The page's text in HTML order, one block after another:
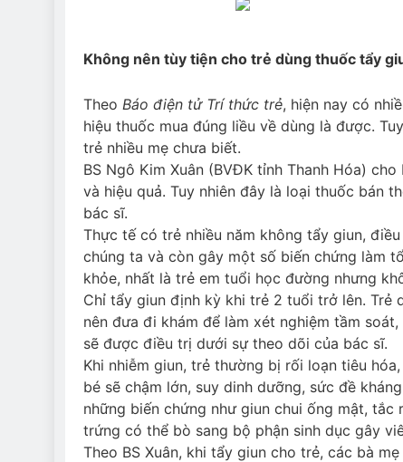
Không nên tùy tiện cho trẻ dùng thuốc tẩy
Theo Báo điện tử Trí thức trẻ, hiện nay có
hiệu thuốc mua đúng liều về dùng là được.
trẻ nhiều mẹ chưa biết.
BS Ngô Kim Xuân (BVĐK tỉnh Thanh Hóa)
và hiệu quả. Tuy nhiên đây là loại thuốc bán
bác sĩ.
Thực tế có trẻ nhiều năm không tẩy giun,
chúng ta và còn gây một số biến chứng làm
khỏe, nhất là trẻ em tuổi học đường nhưng
Chỉ tẩy giun định kỳ khi trẻ 2 tuổi trở lên. Trẻ
nên đưa đi khám để làm xét nghiệm tầm
sẽ được điều trị dưới sự theo dõi của bác sĩ.
Khi nhiễm giun, trẻ thường bị rối loạn tiêu
bé sẽ chậm lớn, suy dinh dưỡng, sức đề
những biến chứng như giun chui ống mật,
trứng có thể bò sang bộ phận sinh dục gây
Theo BS Xuân, khi tẩy giun cho trẻ, các bà